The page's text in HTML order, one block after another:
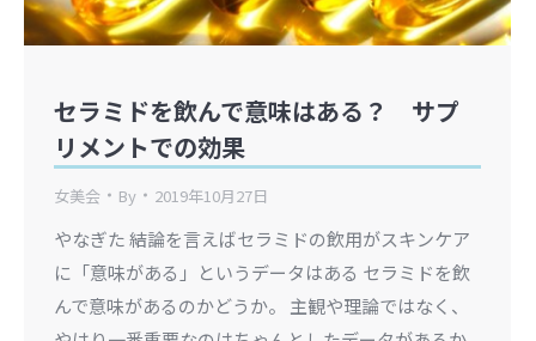
セラミドを飲んで意味はある？ サプ
リメントでの効果
女美会 By 2019年10月27日
やなぎた 結論を言えばセラミドの飲用がスキンケア
に「意味がある」というデータはある セラミドを飲
んで意味があるのかどうか。 主観や理論ではなく、